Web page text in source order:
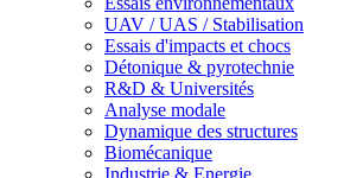
UAV / UAS / Stabilisation
Essais d'impacts et chocs
Détonique & pyrotechnie
R&D & Universités
Analyse modale
Dynamique des structures
Biomécanique
Industrie & Energie